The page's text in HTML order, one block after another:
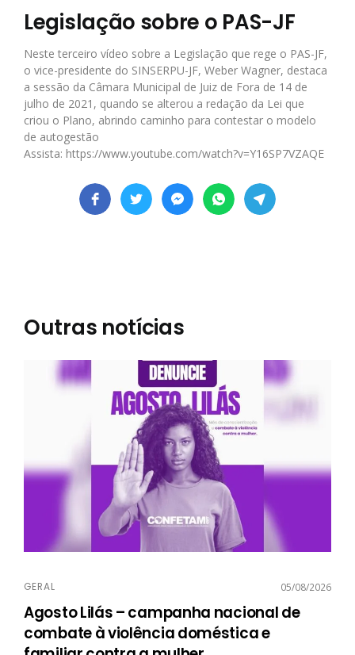
Legislação sobre o PAS-JF
Neste terceiro vídeo sobre a Legislação que rege o PAS-JF,
o vice-presidente do SINSERPU-JF, Weber Wagner, destaca
a sessão da Câmara Municipal de Juiz de Fora de 14 de
julho de 2021, quando se alterou a redação da Lei que
criou o Plano, abrindo caminho para contestar o modelo
de autogestão
Assista: https://www.youtube.com/watch?v=Y16SP7VZAQE
Outras notícias
GERAL 05/08/2026
Agosto Lilás – campanha nacional de
combate à violência doméstica e